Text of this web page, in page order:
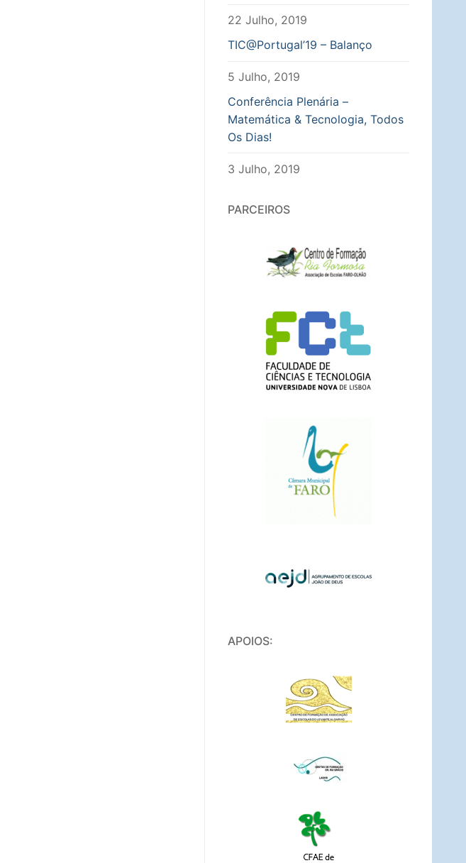
22 Julho, 2019
TIC@Portugal’19 – Balanço
5 Julho, 2019
Conferência Plenária –
Matemática & Tecnologia, Todos
Os Dias!
3 Julho, 2019
PARCEIROS
APOIOS: